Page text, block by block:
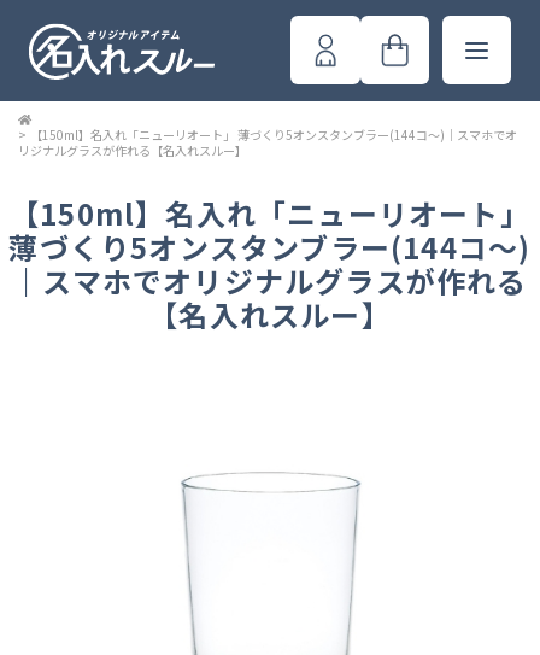
>
【150ml】名入れ「ニューリオート」 薄づくり5オンスタンブラー(144コ～)｜スマホでオ
リジナルグラスが作れる【名入れスルー】
【150ml】名入れ「ニューリオート」
薄づくり5オンスタンブラー(144コ～)
｜スマホでオリジナルグラスが作れる
【名入れスルー】